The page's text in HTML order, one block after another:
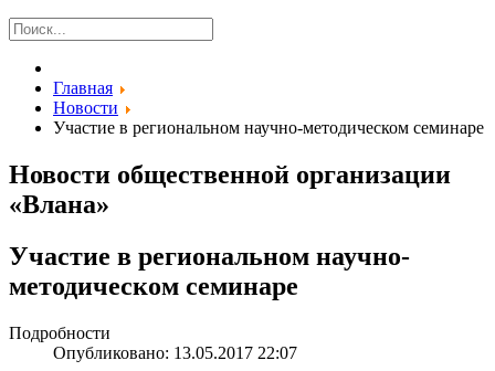
Главная
Новости
Участие в региональном научно-методическом семинаре
Новости общественной организации
«Влана»
Участие в региональном научно-
методическом семинаре
Подробности
Опубликовано: 13.05.2017 22:07